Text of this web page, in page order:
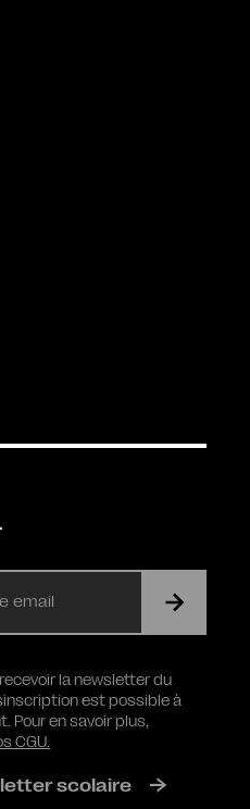
la newsletter du
est possible à
Pour en savoir plus,
CGU.
scolaire